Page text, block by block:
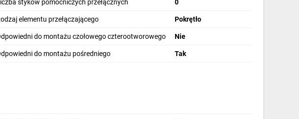
styków pomocniczych przełącznych 0
elementu przełączającego Pokrętło
do montażu czołowego czterootworowego Nie
do montażu pośredniego Tak